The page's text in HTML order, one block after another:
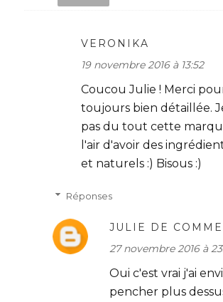
VERONIKA
19 novembre 2016 à 13:52
Coucou Julie ! Merci
toujours bien détaillée.
pas du tout cette
l'air d'avoir des
et naturels :) Bisous :)
Réponses
JULIE DE
27 novembre 2016 à
Oui c'est vrai j'ai
pencher plus